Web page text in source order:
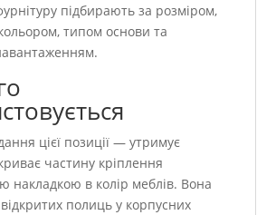
підбирають за розміром,
типом основи та
цієї позиції — утримує
частину кріплення
накладкою в колір меблів. Вона
полиць у корпусних